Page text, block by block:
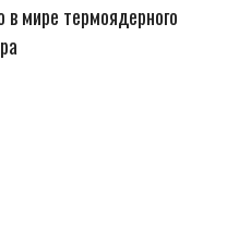
в мире термоядерного